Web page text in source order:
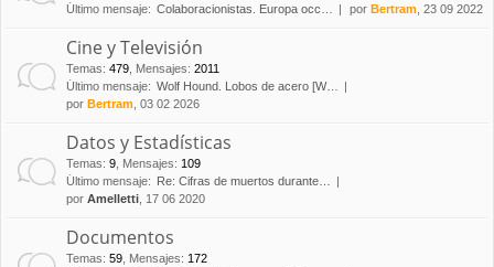
Último mensaje: Colaboracionistas. Europa occ… por Bertram , 23 09 2022
Cine y Televisión
Temas: 479 Mensajes: 2011
Último mensaje: Wolf Hound. Lobos de acero [W…
por Bertram , 03 02 2026
Datos y Estadísticas
Temas: 9 Mensajes: 109
Último mensaje:
Re: Cifras de muertos durante…
por Amelletti , 17 06 2020
Documentos
Temas: 59 Mensajes: 172